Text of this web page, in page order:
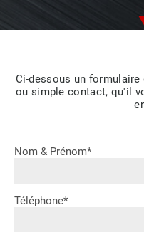
Ci-dessous un formulaire
ou simple contact, qu'il
Nom & Prénom*
Téléphone*